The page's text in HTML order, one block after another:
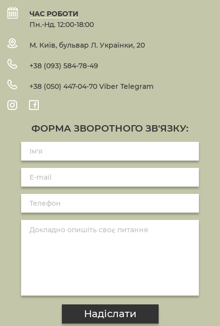
ЧАС РОБОТИ
Пн.-Нд. 12:00-18:00
М. Київ, бульвар Л. Українки, 20
+38 (093) 584-78-49
+38 (050) 447-04-70 Viber Telegram
ФОРМА ЗВОРОТНОГО ЗВ'ЯЗКУ:
Надіслати